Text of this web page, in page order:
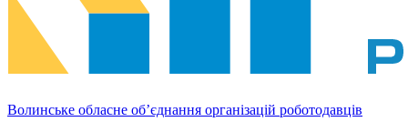
Волинське обласне об’єднання організацій роботодавців